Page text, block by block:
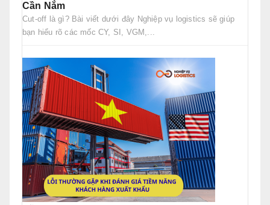
Cần Nắm
Cut-off là gì? Bài viết dưới đây Nghiệp vụ logistics sẽ giúp
bạn hiểu rõ các mốc CY, SI, VGM,...